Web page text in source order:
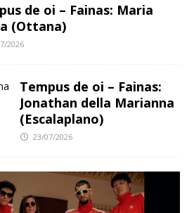
de oi – Fainas: Maria
(Ottana)
2026
Tempus de oi – Fainas:
Jonathan della Marianna
(Escalaplano)
23/07/2026